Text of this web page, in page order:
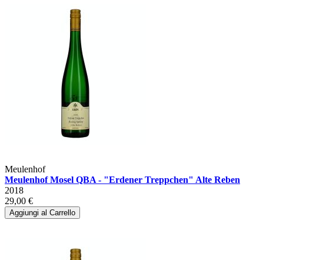
Meulenhof
Meulenhof Mosel QBA - "Erdener Treppchen" Alte Reben
2018
29,00 €
Aggiungi al Carrello